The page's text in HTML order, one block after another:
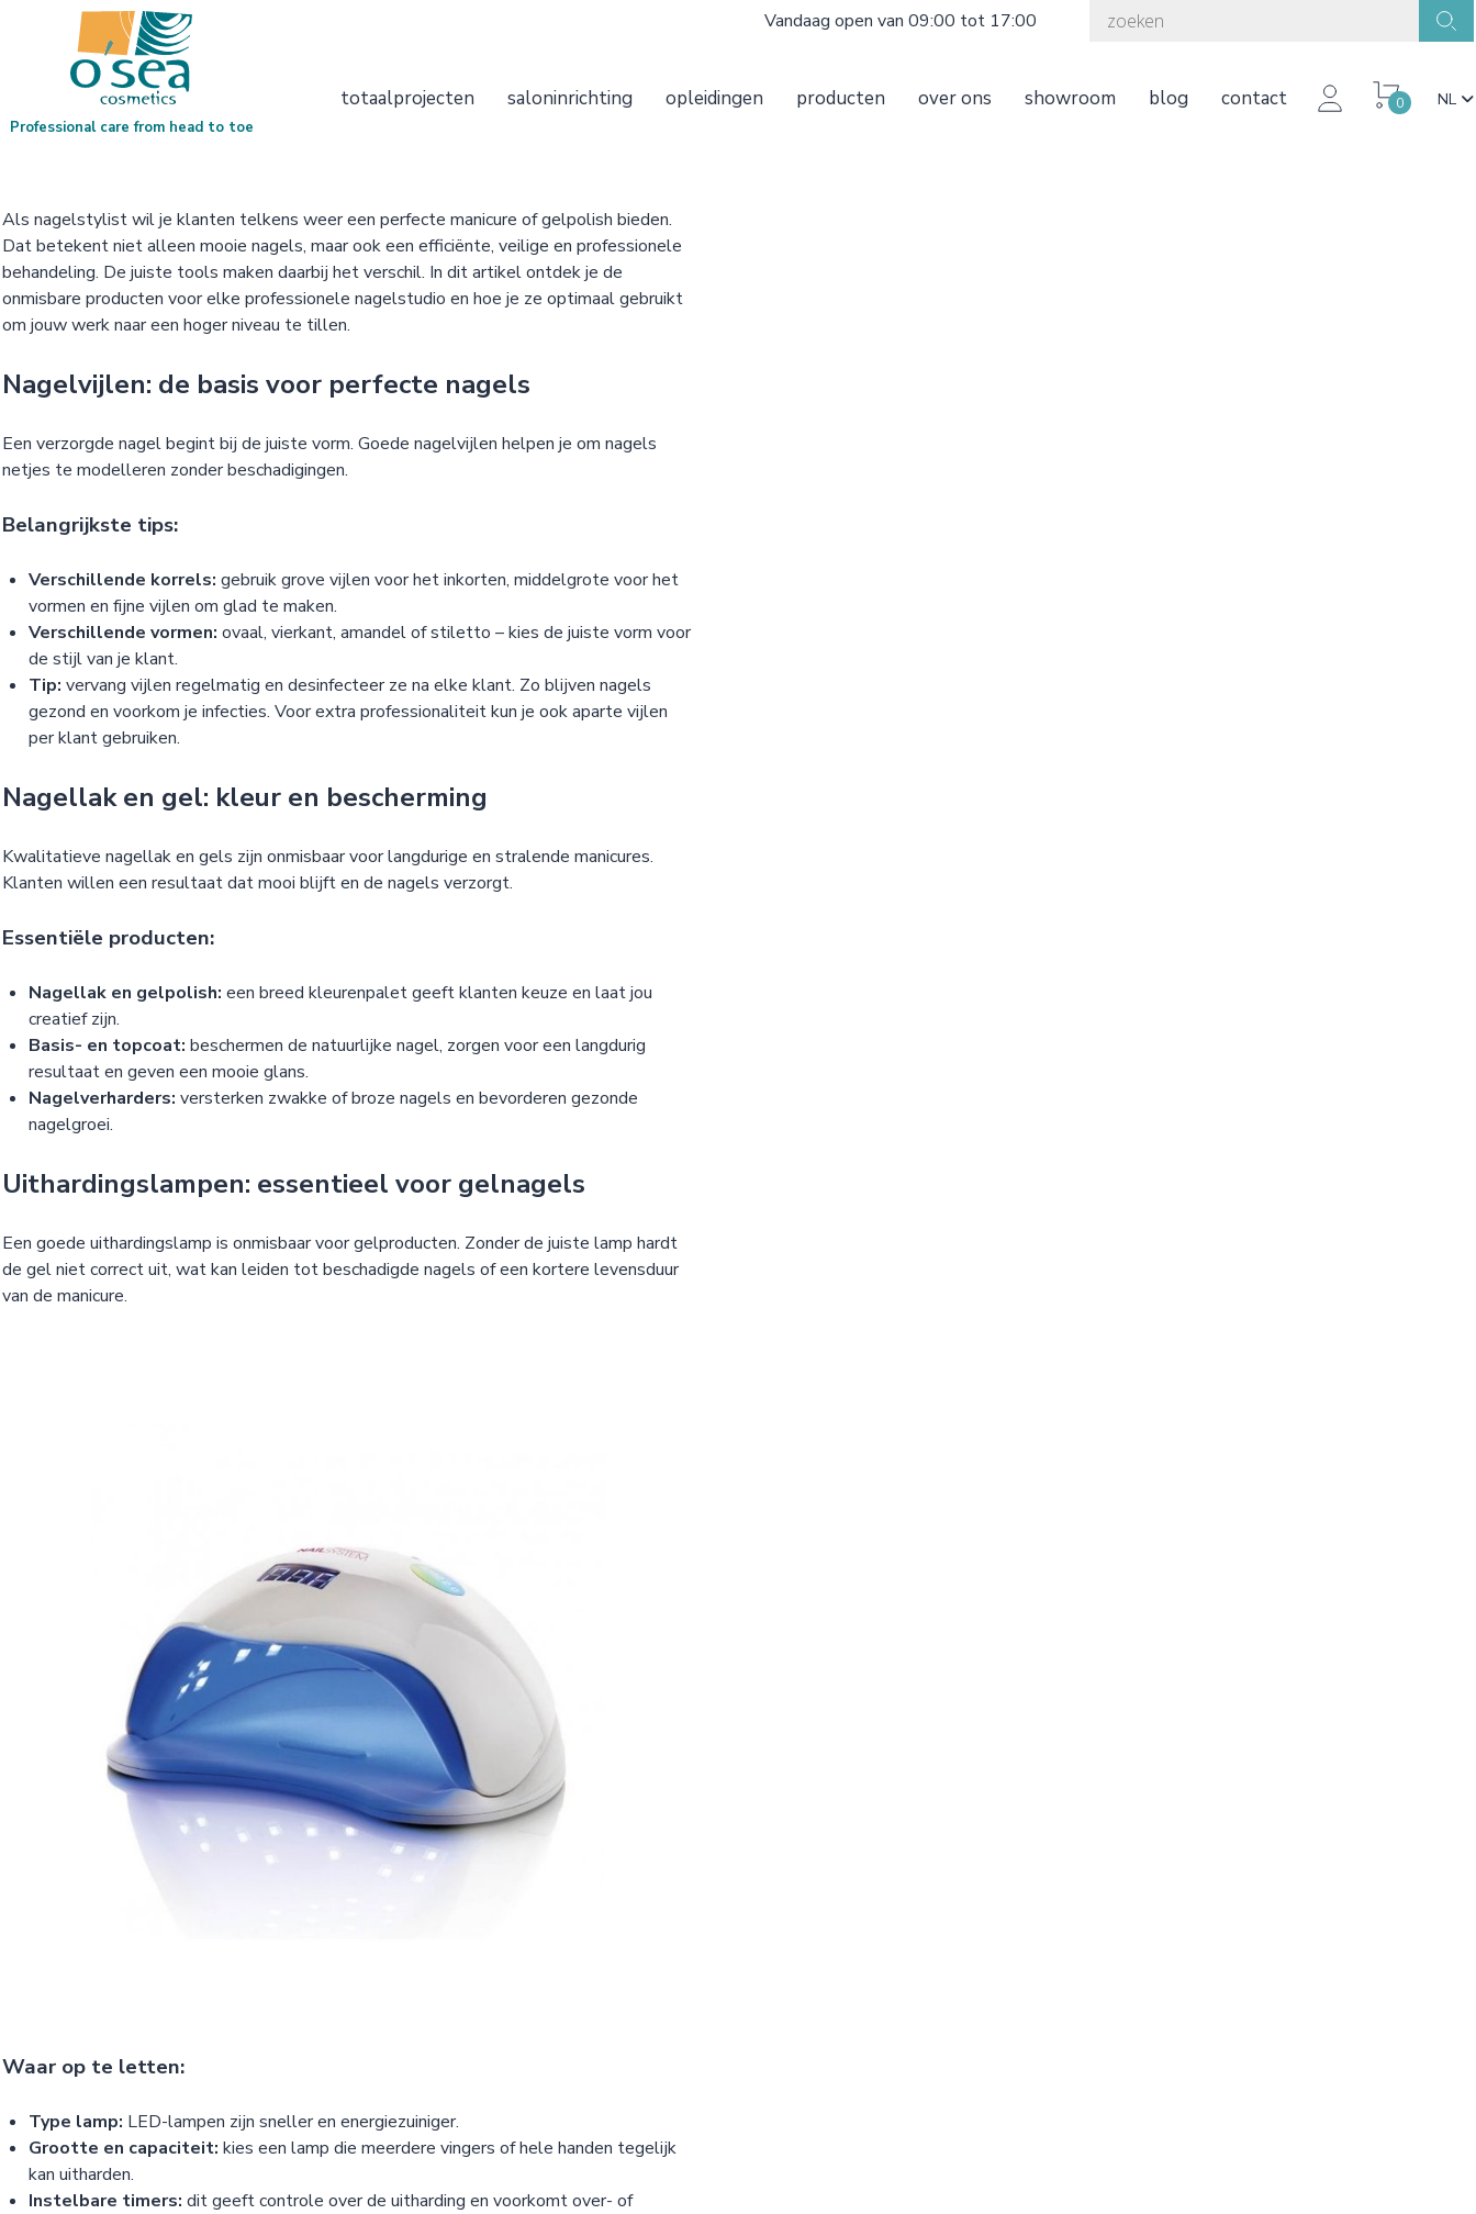
Vandaag open van 09:00 tot 17:00
totaalprojecten saloninrichting opleidingen producten over ons showroom blog contact 0 NL
Professional care from head to toe
Als nagelstylist wil je klanten telkens weer een perfecte manicure of gelpolish bieden.
Dat betekent niet alleen mooie nagels, maar ook een efficiënte, veilige en professionele
behandeling. De juiste tools maken daarbij het verschil. In dit artikel ontdek je de
onmisbare producten voor elke professionele nagelstudio en hoe je ze optimaal gebruikt
om jouw werk naar een hoger niveau te tillen.
Nagelvijlen: de basis voor perfecte nagels
Een verzorgde nagel begint bij de juiste vorm. Goede nagelvijlen helpen je om nagels
netjes te modelleren zonder beschadigingen.
Belangrijkste tips:
Verschillende korrels: gebruik grove vijlen voor het inkorten, middelgrote voor het
vormen en fijne vijlen om glad te maken.
Verschillende vormen: ovaal, vierkant, amandel of stiletto – kies de juiste vorm voor
de stijl van je klant.
Tip: vervang vijlen regelmatig en desinfecteer ze na elke klant. Zo blijven nagels
gezond en voorkom je infecties. Voor extra professionaliteit kun je ook aparte vijlen
per klant gebruiken.
Nagellak en gel: kleur en bescherming
Kwalitatieve nagellak en gels zijn onmisbaar voor langdurige en stralende manicures.
Klanten willen een resultaat dat mooi blijft en de nagels verzorgt.
Essentiële producten:
Nagellak en gelpolish: een breed kleurenpalet geeft klanten keuze en laat jou
creatief zijn.
Basis- en topcoat: beschermen de natuurlijke nagel, zorgen voor een langdurig
resultaat en geven een mooie glans.
Nagelverharders: versterken zwakke of broze nagels en bevorderen gezonde
nagelgroei.
Uithardingslampen: essentieel voor gelnagels
Een goede uithardingslamp is onmisbaar voor gelproducten. Zonder de juiste lamp hardt
de gel niet correct uit, wat kan leiden tot beschadigde nagels of een kortere levensduur
van de manicure.
Waar op te letten:
Type lamp: LED-lampen zijn sneller en energiezuiniger.
Grootte en capaciteit: kies een lamp die meerdere vingers of hele handen tegelijk
kan uitharden.
Instelbare timers: dit geeft controle over de uitharding en voorkomt over- of